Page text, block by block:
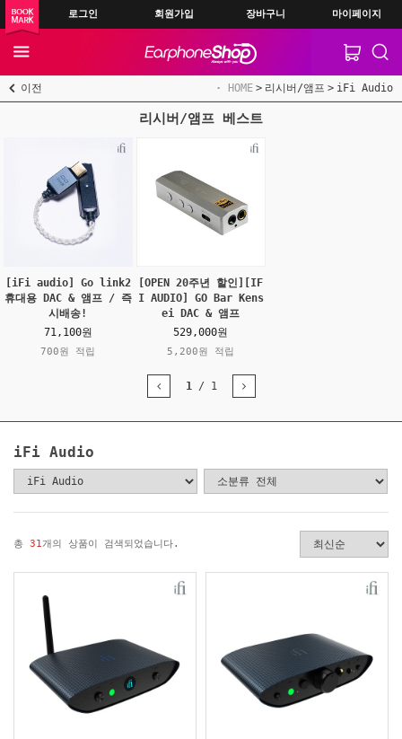
로그인 회원가입 장바구니 마이페이지
이전 HOME 리시버/앰프 iFi Audio
리시버/앰프 베스트
[iFi audio] Go link2
휴대용 DAC & 앰프 / 즉
시배송!
71,100원
700원 적립
[OPEN 20주년 할인][IF
I AUDIO] GO Bar Kens
ei DAC & 앰프
529,000원
5,200원 적립
1/ 1
iFi Audio
총 31개의 상품이 검색되었습니다.